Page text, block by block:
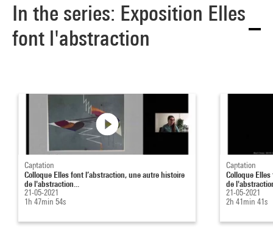
In the series: Exposition Elles
font l'abstraction
Captation
Colloque Elles font l’abstraction, une autre histoire
de l'abstraction...
21-05-2021
1h 47min 54s
Captation
Colloque
de
21-05-2021
2h 41min 41s